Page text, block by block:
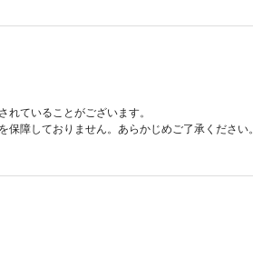
ていることがございます。
障しておりません。あらかじめご了承ください。